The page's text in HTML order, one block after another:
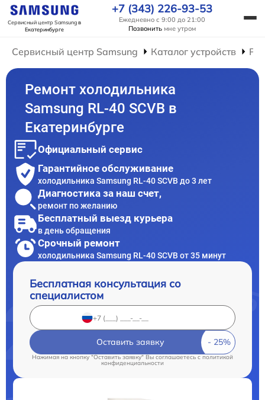
Сервисный центр Samsungв
Екатеринбурге
+7 (343) 226-93-53
Ежедневно с 9:00 до 21:00
Позвонить мне утром
Сервисный центр Samsung Каталог устройств
Ремонт холодильника
Samsung RL-40 SCVB в
Екатеринбурге
Официальный сервис
Гарантийное обслуживание
холодильника Samsung RL-40 SCVB до 3 лет
Диагностика за наш счет,
ремонт по желанию
Бесплатный выезд курьера
в день обращения
Срочный ремонт
холодильника Samsung RL-40 SCVB от 35 минут
Бесплатная консультация со
специалистом
Оставить заявку
Нажимая на кнопку "Оставить заявку" Вы соглашаетесь c политикой
конфиденциальности